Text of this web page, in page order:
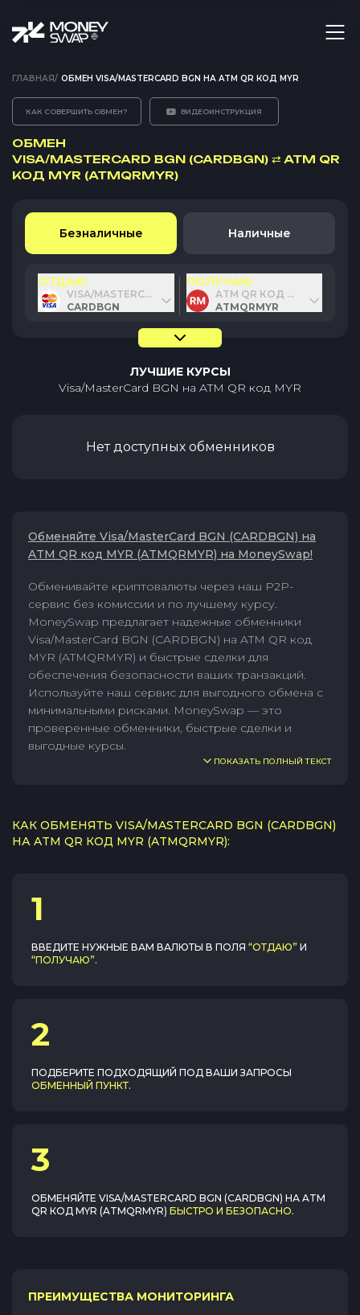
ГЛАВНАЯ/ ОБМЕН VISA/MASTERCARD BGN НА ATM QR КОД MYR
КАК СОВЕРШИТЬ ОБМЕН? ВИДЕОИНСТРУКЦИЯ
ОБМЕН
VISA/MASTERCARD BGN (CARDBGN) ⇄ ATM QR
КОД MYR (ATMQRMYR)
Безналичные Наличные
ОТДАЮ
VISA/MASTERCARD BGN
CARDBGN
ПОЛУЧАЮ
ATM QR КОД MYR
ATMQRMYR
ЛУЧШИЕ КУРСЫ
Visa/MasterCard BGN на ATM QR код MYR
Нет доступных обменников
Обменяйте Visa/MasterCard BGN (CARDBGN) на
ATM QR код MYR (ATMQRMYR) на MoneySwap!
Обменивайте криптовалюты через наш P2P-
сервис без комиссии и по лучшему курсу.
MoneySwap предлагает надежные обменники
Visa/MasterCard BGN (CARDBGN) на ATM QR код
MYR (ATMQRMYR) и быстрые сделки для
обеспечения безопасности ваших транзакций.
Используйте наш сервис для выгодного обмена с
минимальными рисками. MoneySwap — это
проверенные обменники, быстрые сделки и
выгодные курсы.
ПОКАЗАТЬ ПОЛНЫЙ ТЕКСТ
КАК ОБМЕНЯТЬ VISA/MASTERCARD BGN (CARDBGN)
НА ATM QR КОД MYR (ATMQRMYR):
1
ВВЕДИТЕ НУЖНЫЕ ВАМ ВАЛЮТЫ В ПОЛЯ “ОТДАЮ” И
“ПОЛУЧАЮ”.
2
ПОДБЕРИТЕ ПОДХОДЯЩИЙ ПОД ВАШИ ЗАПРОСЫ
ОБМЕННЫЙ ПУНКТ.
3
ОБМЕНЯЙТЕ VISA/MASTERCARD BGN (CARDBGN) НА ATM
QR КОД MYR (ATMQRMYR) БЫСТРО И БЕЗОПАСНО.
ПРЕИМУЩЕСТВА МОНИТОРИНГА